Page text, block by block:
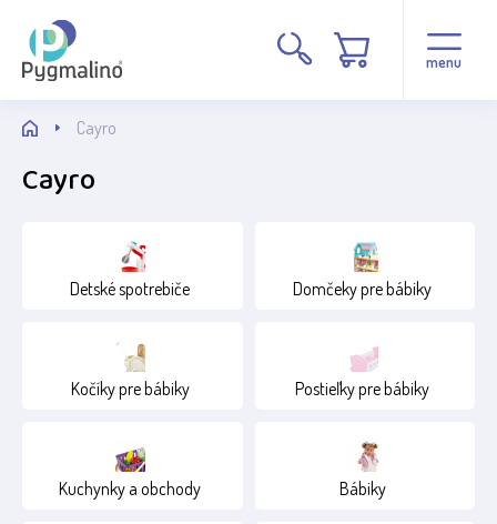
menu
Cena
Běžné zboží
Novinka
Poškozený obal
Věk
Cayro
Cayro
Detské spotrebiče Domčeky pre bábiky
Kočíky pre bábiky Postieľky pre bábiky
Kuchynky a obchody Bábiky